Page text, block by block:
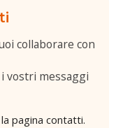
collaborare con
vostri messaggi
pagina contatti.